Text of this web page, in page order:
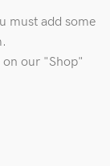
must add some
our "Shop"